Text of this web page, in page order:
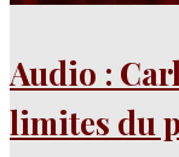
Audio :
limites du